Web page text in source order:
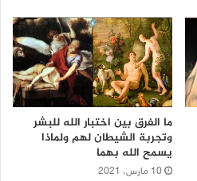
ما الفرق بين اختبار الله للبشر
وتجربة الشيطان لهم ولماذا
يسمح الله بهما
10 مارس، 2021